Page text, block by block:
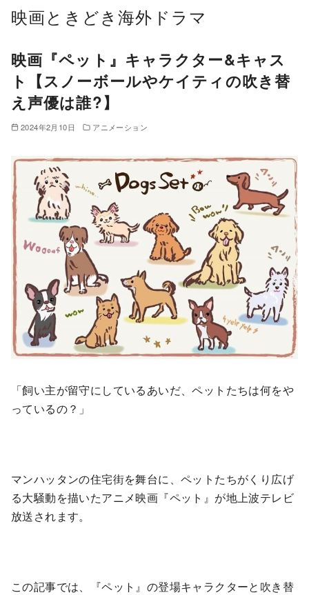
映画ときどき海外ドラマ
映画『ペット』キャラクター&キャス
ト【スノーボールやケイティの吹き替
え声優は誰?】
2024年2月10日 アニメーション
「飼い主が留守にしているあいだ、ペットたちは何をや
っているの？」
マンハッタンの住宅街を舞台に、ペットたちがくり広げ
る大騒動を描いたアニメ映画『ペット』が地上波テレビ
放送されます。
この記事では、『ペット』の登場キャラクターと吹き替